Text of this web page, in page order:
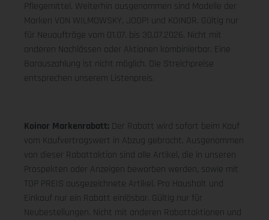
Pflegemittel. Weiterhin ausgenommen sind Modelle der
Marken VON WILMOWSKY, JOOP! und KOINOR. Gültig nur
für Neuaufträge vom 01.07. bis 30.07.2026. Nicht mit
anderen Nachlässen oder Aktionen kombinierbar. Eine
Barauszahlung ist nicht möglich. Die Streichpreise
entsprechen unserem Listenpreis.
Koinor Markenrabatt: Der Rabatt wird sofort beim Kauf
vom Kaufvertragswert in Abzug gebracht. Ausgenommen
von dieser Rabattaktion sind alle Artikel, die in unseren
Prospekten oder Anzeigen beworben werden, sowie mit
TOP PREIS ausgezeichnete Artikel. Pro Haushalt und
Einkauf nur ein Rabatt einlösbar. Gültig nur für
Neubestellungen. Nicht mit anderen Rabattaktionen und